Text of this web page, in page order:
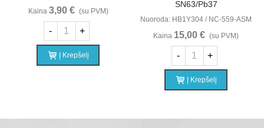
Kaina 3,90 € (su PVM)
- +
Į Krepšelį
SN63/Pb37
Nuoroda: HB1Y304 / NC-559-ASM
Kaina 15,00 € (su PVM)
- +
Į Krepšelį